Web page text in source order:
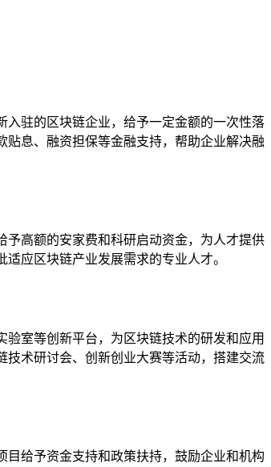
驻的区块链企业，给予一定金额的一次性落
息、融资担保等金融支持，帮助企业解决融
予高额的安家费和科研启动资金，为人才提供
应区块链产业发展需求的专业人才。
室等创新平台，为区块链技术的研发和应用
术研讨会、创新创业大赛等活动，搭建交流
给予资金支持和政策扶持，鼓励企业和机构